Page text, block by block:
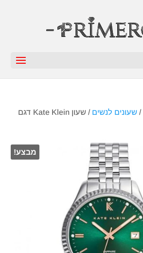
/שעונים לנשים
/ שעון Kate Klein דגם
מבצע!